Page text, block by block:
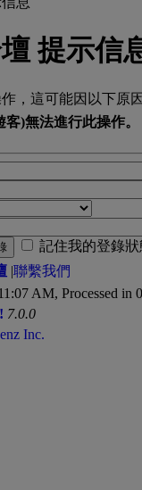
提示信
，這可能因以下原
)無法進行此操作。
記住我的登錄狀
|聯繫我們
AM, Processed in
7.0.0
Inc.